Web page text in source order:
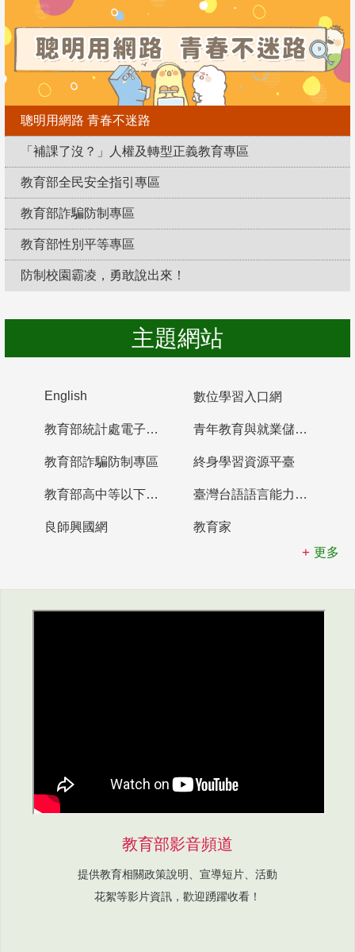
聰明用網路 青春不迷路
「補課了沒？」人權及轉型正義教育專區
教育部全民安全指引專區
教育部詐騙防制專區
教育部性別平等專區
防制校園霸凌，勇敢說出來！
主題網站
English 數位學習入口網
教育部統計處電子書櫃 青年教育與就業儲蓄帳戶
教育部詐騙防制專區 終身學習資源平臺
教育部高中等以下學校及幼兒園教師資格檢定考試 臺灣台語語言能力認證網站
良師興國網
教育家
更多
教育部影音頻道
提供教育相關政策說明、宣導短片、活動
花絮等影片資訊，歡迎踴躍收看！